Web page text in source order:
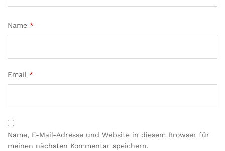
Name *
Email *
Name, E-Mail-Adresse und Website in diesem Browser für
meinen nächsten Kommentar speichern.